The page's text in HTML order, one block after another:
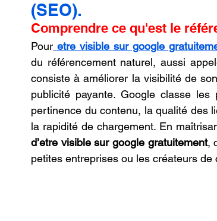
Commerce en Franchise
CREALITY SPARKX i7 Color Combo Bambu
(SEO).
Comprendre ce qu'est le
Pour etre visible sur google
du référencement naturel, aussi
consiste à améliorer la visibilité de
publicité payante. Google classe
pertinence du contenu, la qualité des
d’etre visible sur google gratuitement,
petites entreprises ou les créateurs